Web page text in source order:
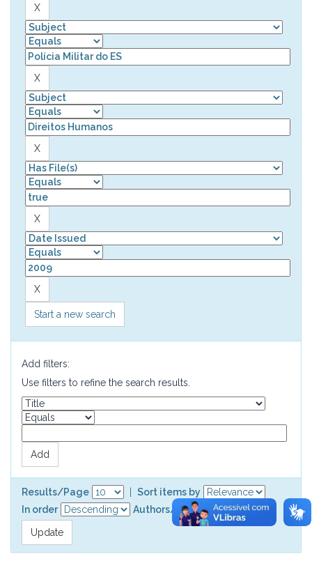
Start a new search
Add filters:
Use filters to refine the search results.
Results/Page
Sort items by
In order
Authors/record